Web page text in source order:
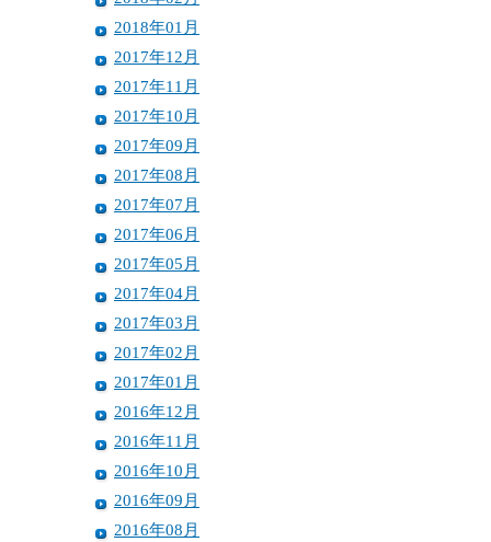
2018年01月
2017年12月
2017年11月
2017年10月
2017年09月
2017年08月
2017年07月
2017年06月
2017年05月
2017年04月
2017年03月
2017年02月
2017年01月
2016年12月
2016年11月
2016年10月
2016年09月
2016年08月